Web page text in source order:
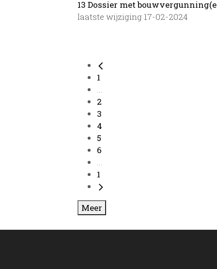
13 Dossier met
laatste wijziging 17-02-2024
1
...
2
3
4
5
6
...
1
Meer